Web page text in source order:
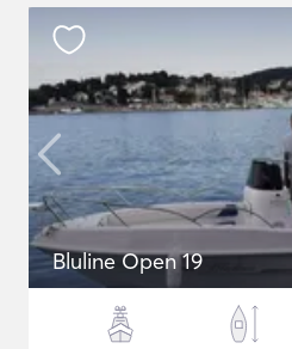
Bluline Open 19